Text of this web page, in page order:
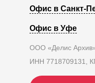
Офис в Санкт-
Офис в Уфе
ООО «Делис
ИНН 7718709131,